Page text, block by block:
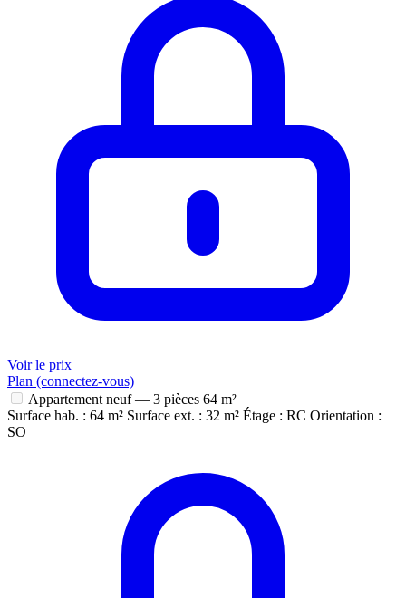
Voir le prix
Plan (connectez-vous)
Appartement neuf — 3 pièces 64 m²
Surface hab. : 64 m² Surface ext. : 32 m² Étage : RC Orientation :
SO